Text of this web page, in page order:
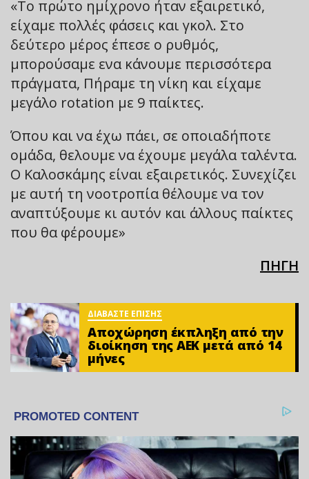
«Το πρώτο ημίχρονο ήταν εξαιρετικό,
είχαμε πολλές φάσεις και γκολ. Στο
δεύτερο μέρος έπεσε ο ρυθμός,
μπορούσαμε ενα κάνουμε περισσότερα
πράγματα, Πήραμε τη νίκη και είχαμε
μεγάλο rotation με 9 παίκτες.
Όπου και να έχω πάει, σε οποιαδήποτε
ομάδα, θελουμε να έχουμε μεγάλα ταλέντα.
Ο Καλοσκάμης είναι εξαιρετικός. Συνεχίζει
με αυτή τη νοοτροπία θέλουμε να τον
αναπτύξουμε κι αυτόν και άλλους παίκτες
που θα φέρουμε»
ΠΗΓΗ
ΔΙΑΒΑΣΤΕ ΕΠΙΣΗΣ
Αποχώρηση έκπληξη από την
διοίκηση της ΑΕΚ μετά από 14
μήνες